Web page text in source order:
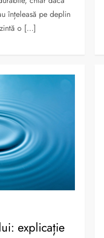
înțeleasă pe deplin
o […]
explicație